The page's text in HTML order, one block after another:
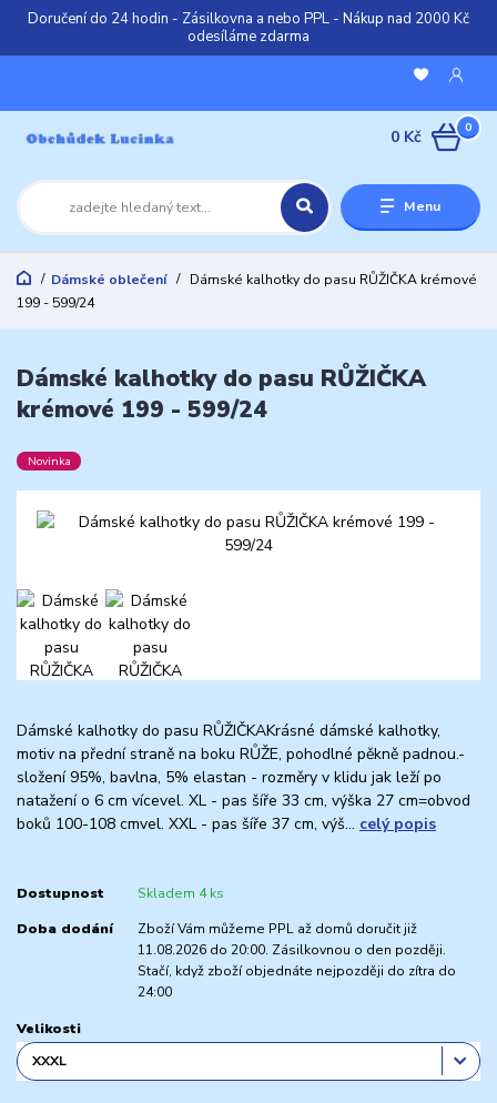
Doručení do 24 hodin - Zásilkovna a nebo PPL - Nákup nad 2000 Kč
odesíláme zdarma
Menu
0
0 Kč
Dámské oblečení
Dámské kalhotky do pasu RŮŽIČKA krémové
199 - 599/24
Dámské kalhotky do pasu RŮŽIČKA
krémové 199 - 599/24
Novinka
Dámské kalhotky do pasu RŮŽIČKAKrásné dámské kalhotky,
motiv na přední straně na boku RŮŽE, pohodlné pěkně padnou.-
složení 95%, bavlna, 5% elastan - rozměry v klidu jak leží po
natažení o 6 cm vícevel. XL - pas šíře 33 cm, výška 27 cm=obvod
boků 100-108 cmvel. XXL - pas šíře 37 cm, výš... celý popis
Dostupnost Skladem 4 ks
Doba dodání
Zboží Vám můžeme PPL až domů doručit již
11.08.2026 do 20:00. Zásilkovnou o den později.
Stačí, když zboží objednáte nejpozději do zítra do
24:00
Velikosti